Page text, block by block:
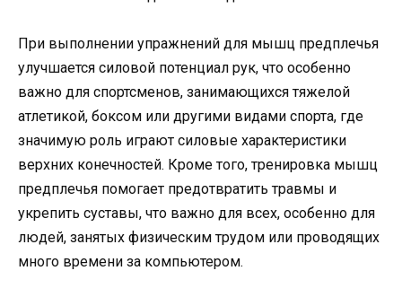
При выполнении упражнений для мышц предплечья
улучшается силовой потенциал рук, что особенно
важно для спортсменов, занимающихся тяжелой
атлетикой, боксом или другими видами спорта, где
значимую роль играют силовые характеристики
верхних конечностей. Кроме того, тренировка мышц
предплечья помогает предотвратить травмы и
укрепить суставы, что важно для всех, особенно для
людей, занятых физическим трудом или проводящих
много времени за компьютером.